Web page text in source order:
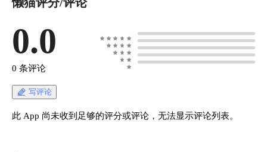
0.0
0 条评论
写评论
此 App 尚未收到足够的评分或评论，无法显示评论列表。